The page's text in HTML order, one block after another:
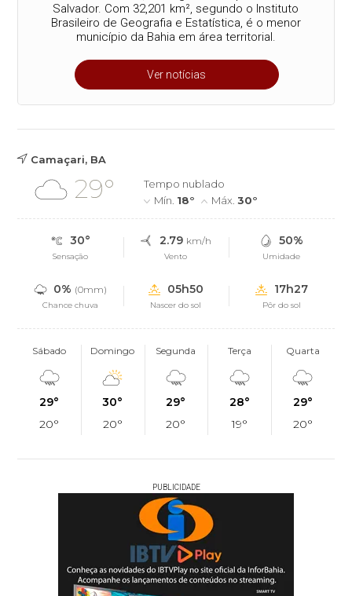
Salvador. Com 32,201 km², segundo o Instituto
Brasileiro de Geografia e Estatística, é o menor
município da Bahia em área territorial.
Ver notícias
Camaçari, BA
29°
Tempo nublado
Mín. 18° Máx.30°
30°
Sensação
2.79 km/h
Vento
50%
Umidade
0% (0mm)
Chance chuva
05h50
Nascer do sol
17h27
Pôr do sol
Sábado
29°
20°
Domingo
30°
20°
Segunda
29°
20°
Terça
28°
19°
Quarta
29°
20°
PUBLICIDADE